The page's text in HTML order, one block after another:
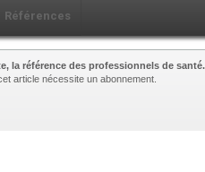
Références
la référence des professionnels de santé.
article nécessite un abonnement.